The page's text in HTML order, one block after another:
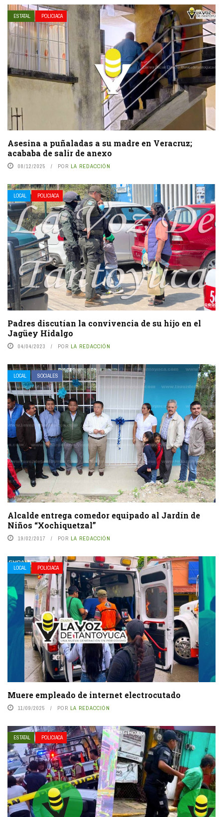
ESTATAL POLICIACA
Asesina a puñaladas a su madre en Veracruz;
acababa de salir de anexo
08/12/2025 POR LA REDACCIÓN
LOCAL POLICIACA
Padres discutían la convivencia de su hijo en el
Jagüey Hidalgo
04/04/2023 POR LA REDACCIÓN
LOCAL SOCIALES
Alcalde entrega comedor equipado al Jardín de
Niños “Xochiquetzal”
19/02/2017 POR LA REDACCIÓN
LOCAL POLICIACA
Muere empleado de internet electrocutado
11/09/2025 POR LA REDACCIÓN
ESTATAL POLICIACA